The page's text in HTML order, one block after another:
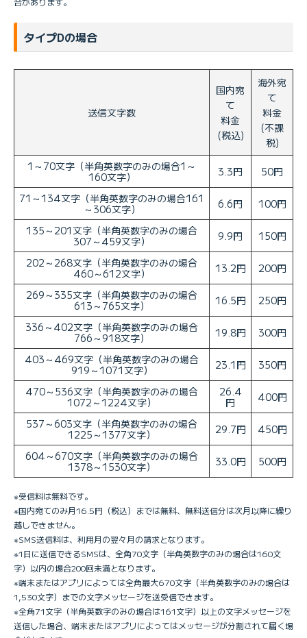
タイプDの場合
送信文字数
国内宛
て
料金
(税込)
海外宛
て
料金
(不課
税)
1～70文字（半角英数字のみの場合1～
160文字）
3.3円
50円
71～134文字（半角英数字のみの場合161
～306文字）
6.6円
100円
135～201文字（半角英数字のみの場合
307～459文字）
9.9円
150円
202～268文字（半角英数字のみの場合
460～612文字）
13.2円
200円
269～335文字（半角英数字のみの場合
613～765文字）
16.5円
250円
336～402文字（半角英数字のみの場合
766～918文字）
19.8円
300円
403～469文字（半角英数字のみの場合
919～1071文字）
23.1円
350円
470～536文字（半角英数字のみの場合
1072～1224文字）
26.4
円
400円
537～603文字（半角英数字のみの場合
1225～1377文字）
29.7円
450円
604～670文字（半角英数字のみの場合
1378～1530文字）
33.0円 500円
※受信料は無料です。
※国内宛てのみ月16.5円（税込）までは無料、無料送信分は次月以降に繰り
越しできません。
※SMS送信料は、利用月の翌々月の請求となります。
※1日に送信できるSMSは、全角70文字（半角英数字のみの場合は160文
字）以内の場合200回未満となります。
※端末またはアプリによっては全角最大670文字（半角英数字のみの場合は
1,530文字）までの文字メッセージを送受信できます。
※全角71文字（半角英数字のみの場合は161文字）以上の文字メッセージを
送信した場合、端末またはアプリによってはメッセージが分割されて届く場